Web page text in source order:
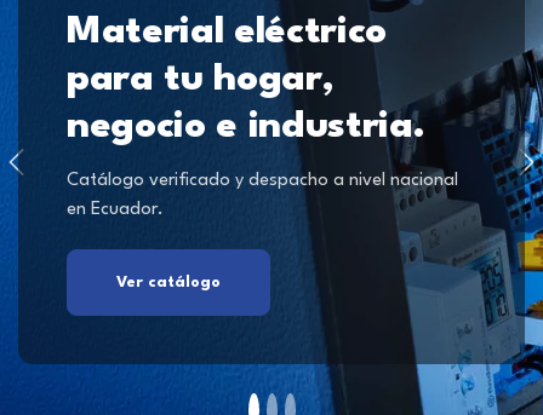
Material eléctrico
para tu hogar,
negocio e industria.
Catálogo verificado y despacho a nivel nacional
en Ecuador.
Ver catálogo